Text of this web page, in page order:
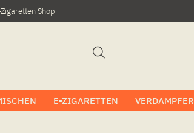
Shop
E-ZIGARETTEN VERDAMPFER